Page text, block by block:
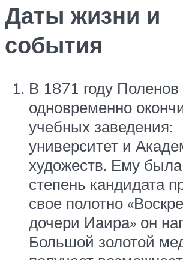
Даты жизни и
события
В 1871 году Поленов
одновременно
учебных заведения:
университет и
художеств. Ему
степень кандидата
свое полотно
дочери Иаира» он
Большой золотой